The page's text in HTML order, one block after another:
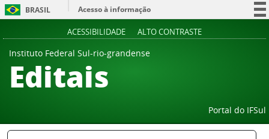
BRASIL
Acesso à informação
ACESSIBILIDADE ALTO CONTRASTE
Instituto Federal Sul-rio-grandense
Editais
Portal do IFSul